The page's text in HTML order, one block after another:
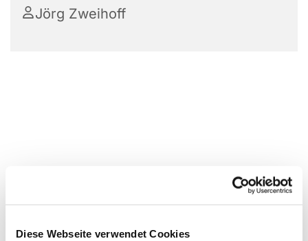
Diese Webseite verwendet Cookies
Jörg Zweihoff